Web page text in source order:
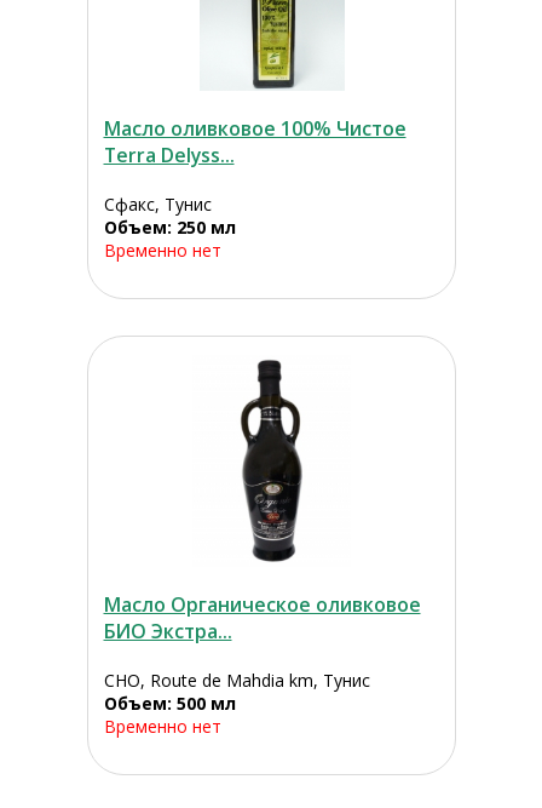
Масло оливковое 100% Чистое
Terra Delyss...
Сфакс, Тунис
Объем: 250 мл
Временно нет
Масло Органическое оливковое
БИО Экстра...
CHO, Route de Mahdia km, Тунис
Объем: 500 мл
Временно нет